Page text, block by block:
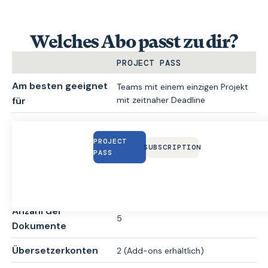
Welches Abo passt zu dir?
PROJECT PASS
Am besten geeignet
für
Teams mit einem einzigen Projekt
mit zeitnaher Deadline
Ab 95 €
Anzahl der
Dokumente
5
Übersetzerkonten 2 (Add-ons erhältlich)
PROJECT
PASS
SUBSCRIPTION